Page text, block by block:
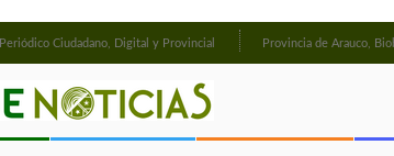
Periódico Ciudadano, Digital y Provincial Provincia de Arauco,